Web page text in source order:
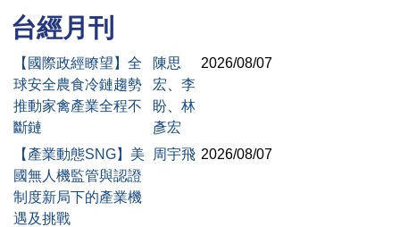
台經月刊
【國際政經瞭望】全
球安全農食冷鏈趨勢
推動家禽產業全程不
斷鏈
陳思
宏
李
盼
林
彥宏
2026/08/07
【產業動態SNG】美
國無人機監管與認證
制度新局下的產業機
遇及挑戰
周宇飛 2026/08/07